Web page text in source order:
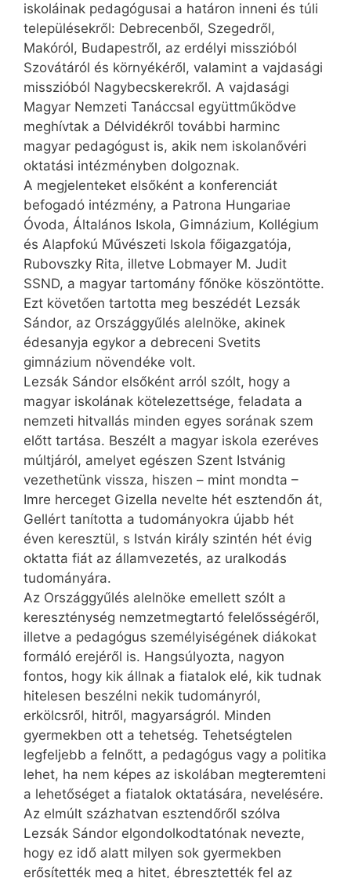
iskoláinak pedagógusai a határon inneni és túli
településekről: Debrecenből, Szegedről,
Makóról, Budapestről, az erdélyi misszióból
Szovátáról és környékéről, valamint a vajdasági
misszióból Nagybecskerekről. A vajdasági
Magyar Nemzeti Tanáccsal együttműködve
meghívtak a Délvidékről további harminc
magyar pedagógust is, akik nem iskolanővéri
oktatási intézményben dolgoznak.
A megjelenteket elsőként a konferenciát
befogadó intézmény, a Patrona Hungariae
Óvoda, Általános Iskola, Gimnázium, Kollégium
és Alapfokú Művészeti Iskola főigazgatója,
Rubovszky Rita, illetve Lobmayer M. Judit
SSND, a magyar tartomány főnöke köszöntötte.
Ezt követően tartotta meg beszédét Lezsák
Sándor, az Országgyűlés alelnöke, akinek
édesanyja egykor a debreceni Svetits
gimnázium növendéke volt.
Lezsák Sándor elsőként arról szólt, hogy a
magyar iskolának kötelezettsége, feladata a
nemzeti hitvallás minden egyes sorának szem
előtt tartása. Beszélt a magyar iskola ezeréves
múltjáról, amelyet egészen Szent Istvánig
vezethetünk vissza, hiszen – mint mondta –
Imre herceget Gizella nevelte hét esztendőn át,
Gellért tanította a tudományokra újabb hét
éven keresztül, s István király szintén hét évig
oktatta fiát az államvezetés, az uralkodás
tudományára.
Az Országgyűlés alelnöke emellett szólt a
kereszténység nemzetmegtartó felelősségéről,
illetve a pedagógus személyiségének diákokat
formáló erejéről is. Hangsúlyozta, nagyon
fontos, hogy kik állnak a fiatalok elé, kik tudnak
hitelesen beszélni nekik tudományról,
erkölcsről, hitről, magyarságról. Minden
gyermekben ott a tehetség. Tehetségtelen
legfeljebb a felnőtt, a pedagógus vagy a politika
lehet, ha nem képes az iskolában megteremteni
a lehetőséget a fiatalok oktatására, nevelésére.
Az elmúlt százhatvan esztendőről szólva
Lezsák Sándor elgondolkodtatónak nevezte,
hogy ez idő alatt milyen sok gyermekben
erősítették meg a hitet, ébresztették fel az